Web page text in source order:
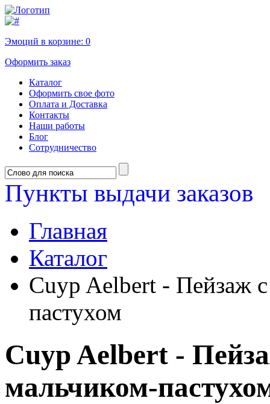
Эмоций в корзине: 0
Оформить заказ
Каталог
Оформить свое фото
Оплата и Доставка
Контакты
Наши работы
Блог
Сотрудничество
Пункты выдачи заказов
Главная
Каталог
Cuyp Aelbert - Пейзаж
пастухом
Cuyp Aelbert -
мальчиком-